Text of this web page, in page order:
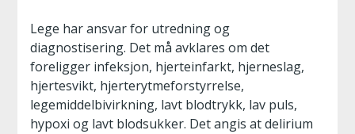
Lege har ansvar for utredning og
diagnostisering. Det må avklares om det
foreligger infeksjon, hjerteinfarkt, hjerneslag,
hjertesvikt, hjerterytmeforstyrrelse,
legemiddelbivirkning, lavt blodtrykk, lav puls,
hypoxi og lavt blodsukker. Det angis at delirium